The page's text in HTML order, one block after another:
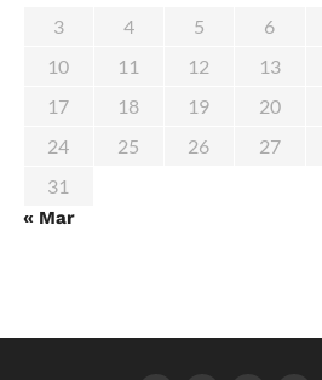
3
4 5 6
10
11 12 13
17
18 19 20
24
25 26 27
31
« Mar